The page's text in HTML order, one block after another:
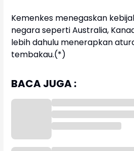
Kemenkes menegaskan
negara seperti Australia,
lebih dahulu menerapkan
tembakau.(*)
BACA JUGA :